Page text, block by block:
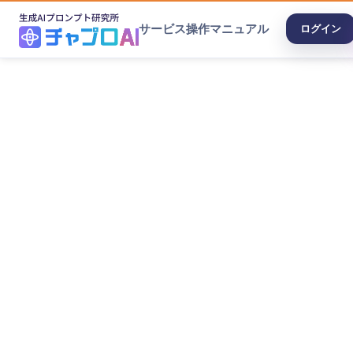
サービス操作マニュアル ログイン